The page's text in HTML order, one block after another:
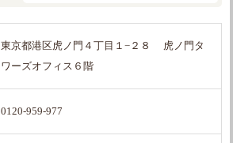
東京都港区虎ノ門４丁目１−２８ 虎ノ門タ
ワーズオフィス６階
0120-959-977